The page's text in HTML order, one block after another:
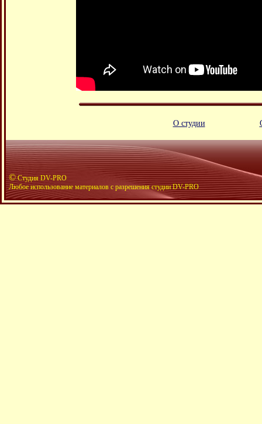
О студии
©Студия DV-PRO
Любое использование материалов с разрешения студии DV-PRO